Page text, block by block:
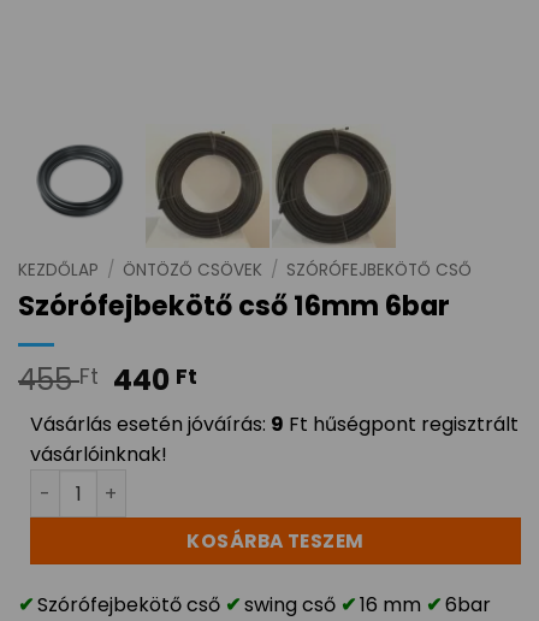
KEZDŐLAP / ÖNTÖZŐ CSÖVEK / SZÓRÓFEJBEKÖTŐ CSŐ
Szórófejbekötő cső 16mm 6bar
455Ft 440 Ft
Vásárlás esetén jóváírás: 9 Ft hűségpont regisztrált
vásárlóinknak!
Szórófejbekötő cső 16mm 6bar mennyiség
KOSÁRBA TESZEM
Szórófejbekötő cső swing cső 16 mm 6bar